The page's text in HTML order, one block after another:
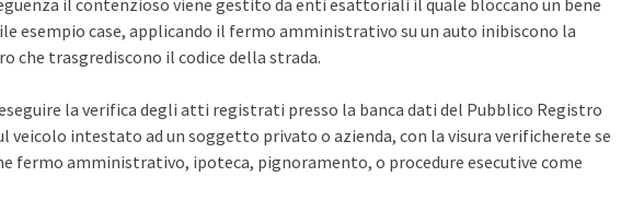
il contenzioso viene gestito da enti esattoriali il quale bloccano un bene
esempio case, applicando il fermo amministrativo su un auto inibiscono la
che trasgrediscono il codice della strada.
la verifica degli atti registrati presso la banca dati del Pubblico Registro
veicolo intestato ad un soggetto privato o azienda, con la visura verificherete se
fermo amministrativo, ipoteca, pignoramento, o procedure esecutive come